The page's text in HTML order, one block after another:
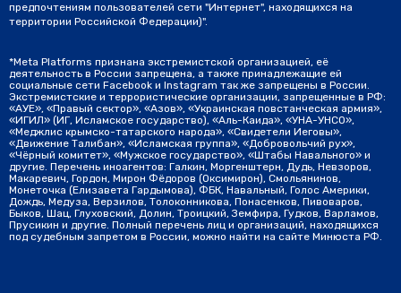
предпочтениям пользователей сети "Интернет", находящихся на
территории Российской Федерации)".
*Meta Platforms признана экстремистской организацией, её
деятельность в России запрещена, а также принадлежащие ей
социальные сети Facebook и Instagram так же запрещены в России.
Экстремистские и террористические организации, запрещенные в РФ:
«АУЕ», «Правый сектор», «Азов», «Украинская повстанческая армия»,
«ИГИЛ» (ИГ, Исламское государство), «Аль-Каида», «УНА-УНСО»,
«Меджлис крымско-татарского народа», «Свидетели Иеговы»,
«Движение Талибан», «Исламская группа», «Добровольчий рух»,
«Чёрный комитет», «Мужское государство», «Штабы Навального» и
другие. Перечень иноагентов: Галкин, Моргенштерн, Дудь, Невзоров,
Макаревич, Гордон, Мирон Фёдоров (Оксимирон), Смольянинов,
Монеточка (Елизавета Гардымова), ФБК, Навальный, Голос Америки,
Дождь, Медуза, Верзилов, Толоконникова, Понасенков, Пивоваров,
Быков, Шац, Глуховский, Долин, Троицкий, Земфира, Гудков, Варламов,
Прусикин и другие. Полный перечень лиц и организаций, находящихся
под судебным запретом в России, можно найти на сайте Минюста РФ.